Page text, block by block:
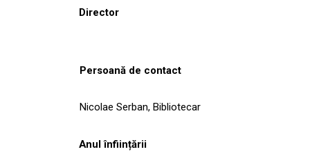
Director
Persoană de contact
Nicolae Serban, Bibliotecar
Anul înființării